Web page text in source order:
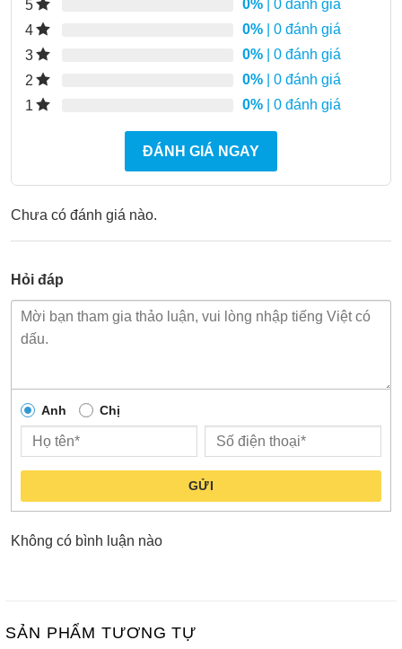
5 0% | 0 đánh giá
4
0% | 0 đánh giá
3
0% | 0 đánh giá
2
0% | 0 đánh giá
1
0% | 0 đánh giá
ĐÁNH GIÁ NGAY
Chưa có đánh giá nào.
Hỏi đáp
Anh Chị
GỬI
Không có bình luận nào
SẢN PHẨM TƯƠNG TỰ